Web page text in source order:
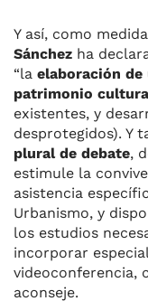
Y así, como
Sánchez ha
“la elaboración
patrimonio
existentes, y
desprotegidos). Y
plural de debate,
estimule la
asistencia
Urbanismo, y
los estudios
incorporar
videoconferencia,
aconseje.